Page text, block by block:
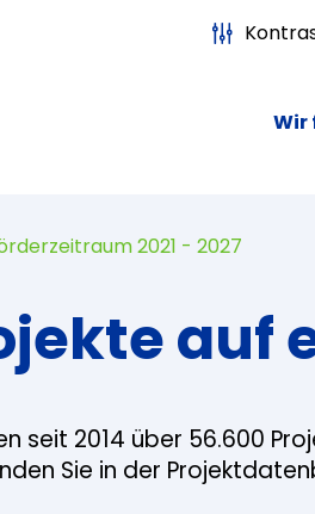
Wir
2021 - 2027
auf
seit 2014 über 56.600
Sie in der